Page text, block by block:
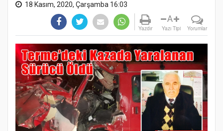
18 Kasım, 2020, Çarşamba 16:03
Yazdır
A
Yazı Tipi Yorumlar